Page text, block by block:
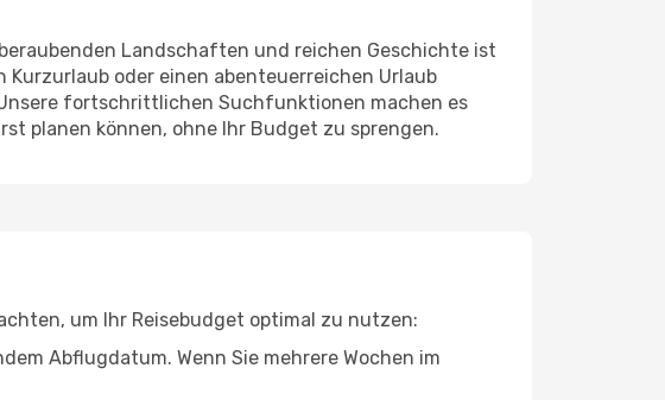
Landschaften und reichen Geschichte ist
Kurzurlaub oder einen abenteuerreichen Urlaub
fortschrittlichen Suchfunktionen machen es
planen können, ohne Ihr Budget zu sprengen.
um Ihr Reisebudget optimal zu nutzen:
Abflugdatum. Wenn Sie mehrere Wochen im